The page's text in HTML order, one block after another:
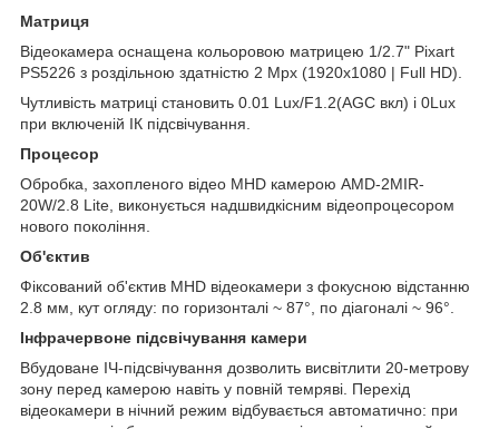
Матриця
Відеокамера оснащена кольоровою матрицею 1/2.7" Pixart
PS5226 з роздільною здатністю 2 Mpx (1920х1080 | Full HD).
Чутливість матриці становить 0.01 Lux/F1.2(AGC вкл) і 0Lux
при включеній ІК підсвічування.
Процесор
Обробка, захопленого відео MHD камерою AMD-2MIR-
20W/2.8 Lite, виконується надшвидкісним відеопроцесором
нового покоління.
Об'єктив
Фіксований об'єктив MHD відеокамери з фокусною відстанню
2.8 мм, кут огляду: по горизонталі ~ 87°, по діагоналі ~ 96°.
Інфрачервоне підсвічування камери
Вбудоване ІЧ-підсвічування дозволить висвітлити 20-метрову
зону перед камерою навіть у повній темряві. Перехід
відеокамери в нічний режим відбувається автоматично: при